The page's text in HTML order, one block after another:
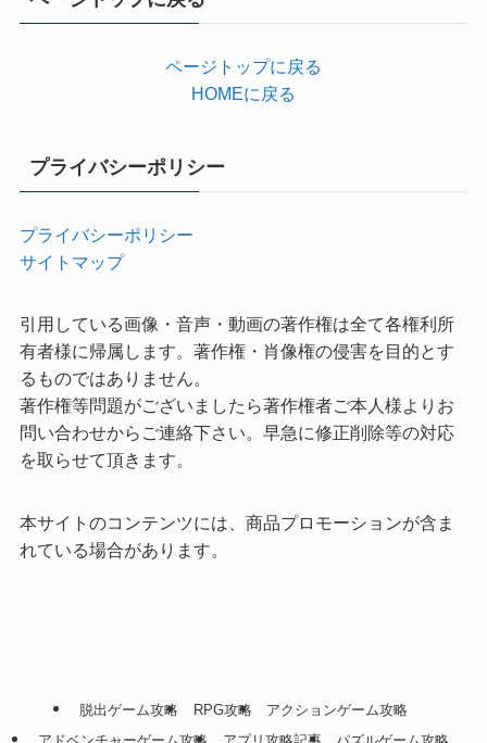
ページトップに戻る
HOMEに戻る
プライバシーポリシー
プライバシーポリシー
サイトマップ
引用している画像・音声・動画の著作権は全て各権利所
有者様に帰属します。著作権・肖像権の侵害を目的とす
るものではありません。
著作権等問題がございましたら著作権者ご本人様よりお
問い合わせからご連絡下さい。早急に修正削除等の対応
を取らせて頂きます。
本サイトのコンテンツには、商品プロモーションが含ま
れている場合があります。
脱出ゲーム攻略 RPG攻略
アクションゲーム攻略